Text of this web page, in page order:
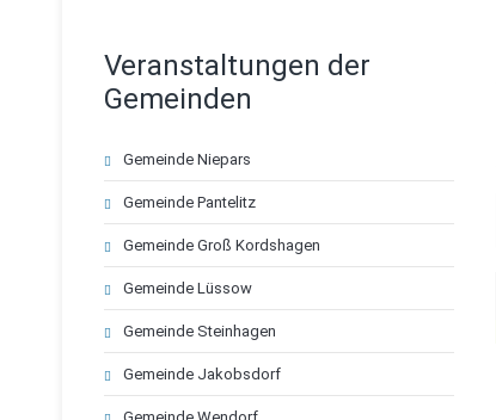
Veranstaltungen der
Gemeinden
Navigation
überspringen
Gemeinde Niepars
Gemeinde Pantelitz
Gemeinde Groß Kordshagen
Gemeinde Lüssow
Gemeinde Steinhagen
Gemeinde Jakobsdorf